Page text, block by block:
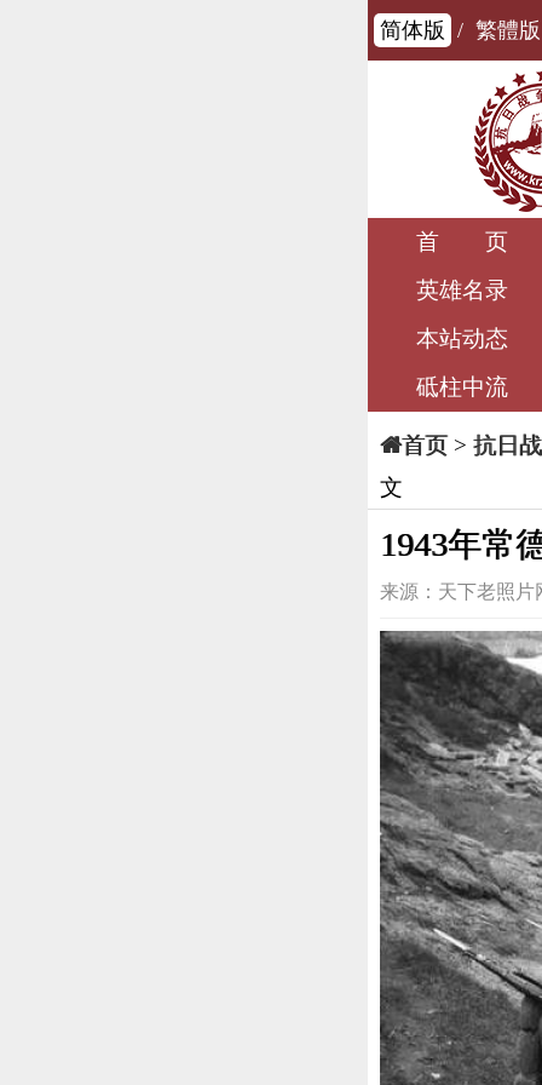
简体版 / 繁體版
首 页
英雄名录
本站动态
砥柱中流
首页> 抗日
文
1943年常
来源：天下老照片